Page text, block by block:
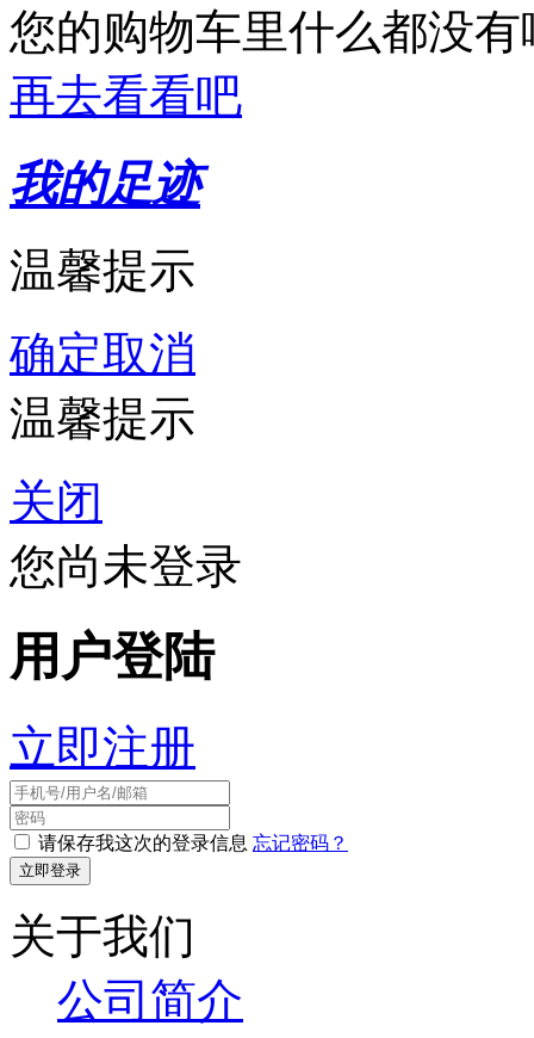
您的购物车里什么都没有
再去看看吧
我的足迹
温馨提示
确定取消
温馨提示
关闭
您尚未登录
用户登陆
立即注册
请保存我这次的登录信息 忘记密码？
关于我们
公司简介